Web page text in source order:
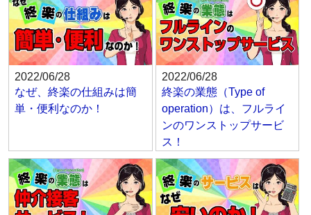
2022/06/28
なぜ、終楽の仕組みは簡
単・便利なのか！
2022/06/28
終楽の業態（Type of
operation）は、フルライ
ンのワンストップサービ
ス！